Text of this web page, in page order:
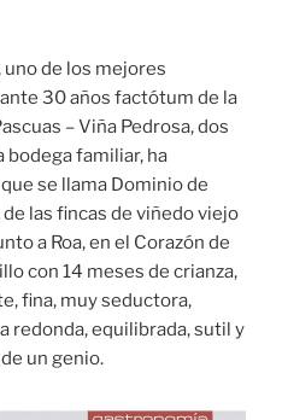
uno de los mejores
30 años factótum de la
– Viña Pedrosa, dos
bodega familiar, ha
se llama Dominio de
las fincas de viñedo viejo
a Roa, en el Corazón de
con 14 meses de crianza,
fina, muy seductora,
redonda, equilibrada, sutil y
un genio.